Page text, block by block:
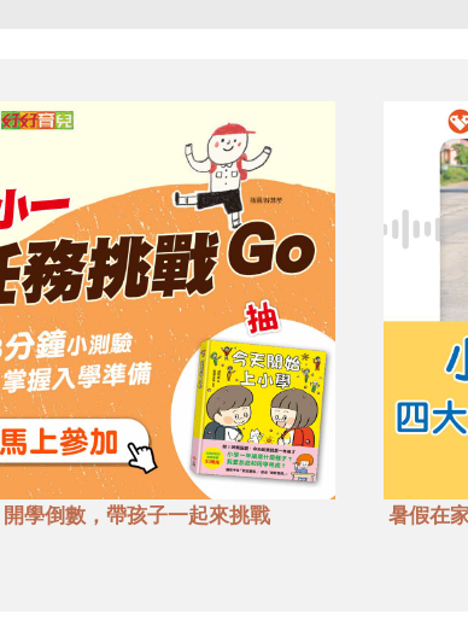
開學倒數，帶孩子一起來挑戰
暑假在